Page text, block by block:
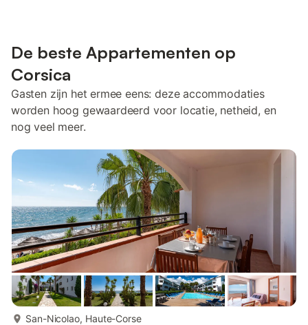
De beste Appartementen op
Corsica
Gasten zijn het ermee eens: deze accommodaties
worden hoog gewaardeerd voor locatie, netheid, en
nog veel meer.
San-Nicolao, Haute-Corse